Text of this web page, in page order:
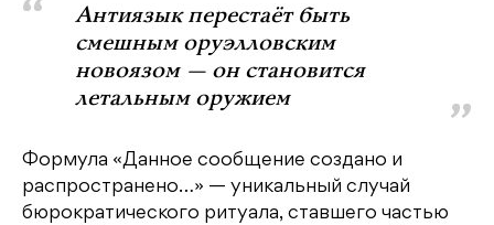
Антиязык перестаёт быть
смешным оруэлловским
новоязом — он становится
летальным оружием
Формула «Данное сообщение создано и
распространено…» — уникальный случай
бюрократического ритуала, ставшего частью